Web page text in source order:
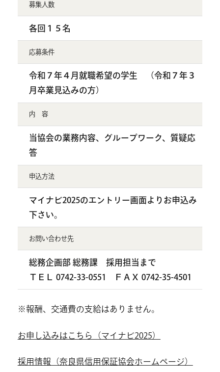
募集人数
各回１５名
応募条件
令和７年４月就職希望の学生 （令和７年３
月卒業見込みの方）
内 容
当協会の業務内容、グループワーク、質疑応
答
申込方法
マイナビ2025のエントリー画面よりお申込み
下さい。
お問い合わせ先
総務企画部 総務課 採用担当まで
ＴＥＬ 0742-33-0551 ＦＡＸ 0742-35-4501
※報酬、交通費の支給はありません。
お申し込みはこちら（マイナビ2025）
採用情報（奈良県信用保証協会ホームページ）